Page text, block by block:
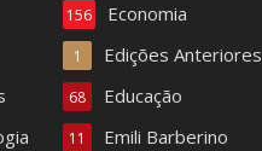
Economia
156
Edições Anteriores
1
Educação
68
Emili Barberino
11